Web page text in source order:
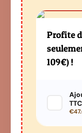
Profite
109€) !
TTC